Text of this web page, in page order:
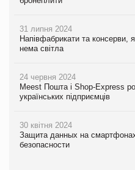
31 липня 2024
Напівфабрикати та консерви,
нема світла
24 червня 2024
Meest Пошта і Shop-Express
українських підприємців
30 квітня 2024
Защита данных на
безопасности